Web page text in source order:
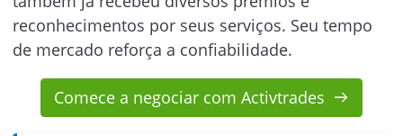
reconhecimentos por seus serviços. Seu tempo
de mercado reforça a confiabilidade.
Comece a negociar com Activtrades